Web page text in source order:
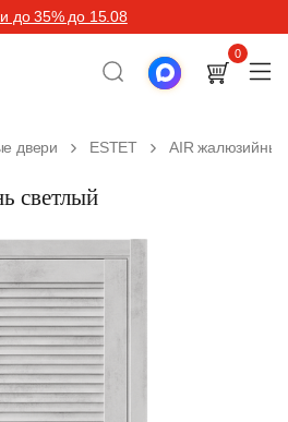
до 35% до 15.08
0
двери ESTET AIR жалюзийные
светлый